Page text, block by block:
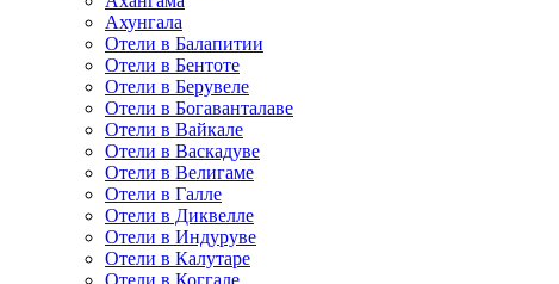
Ахунгала
Отели в Балапитии
Отели в Бентоте
Отели в Берувеле
Отели в Богаванталаве
Отели в Вайкале
Отели в Васкадуве
Отели в Велигаме
Отели в Галле
Отели в Диквелле
Отели в Индуруве
Отели в Калутаре
Отели в Коггале